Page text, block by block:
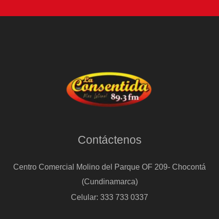
Contáctenos
Centro Comercial Molino del Parque OF 209- Chocontá
(Cundinamarca)
Celular: 333 733 0337